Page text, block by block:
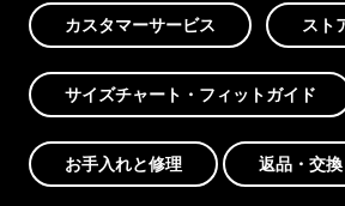
カスタマーサービス スト
サイズチャート・フィットガイド
お手入れと修理 返品・交換